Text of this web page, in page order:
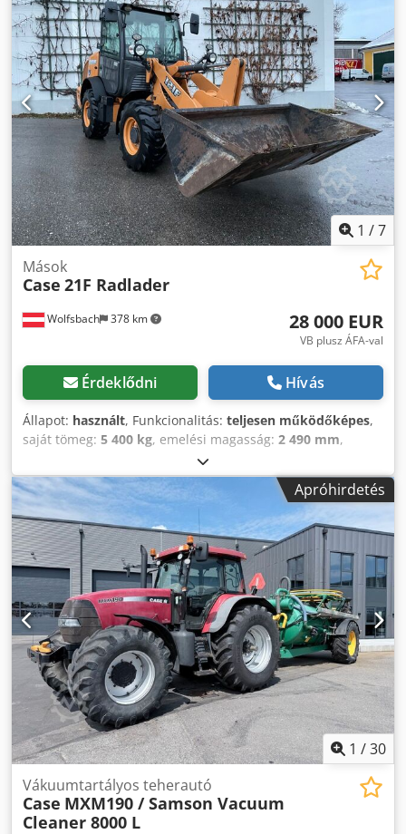
1 /7
Wolfsbach 378 km
Mások
Case 21F Radlader
28 000 EUR
VB plusz ÁFA-val
Érdeklődni Hívás
Állapot: használt, Funkcionalitás: teljesen működőképes,
saját tömeg: 5 400 kg, emelési magasság: 2 490 mm,
, üzemórák:2 081 h
mm, építési magasság:2 500 mm, hajtástípus:Diesel
Motor
, építési szélesség:1 950 mm
, Egyéb Dedpswlxgaofx
Abpock Sebességosztály: 25 Műszaki állapot: normál
Akkumulátor állapota: normál
Apróhirdetés
1 /30
Vákuumtartályos teherautó
Case MXM190 / Samson Vacuum
Cleaner 8000 L